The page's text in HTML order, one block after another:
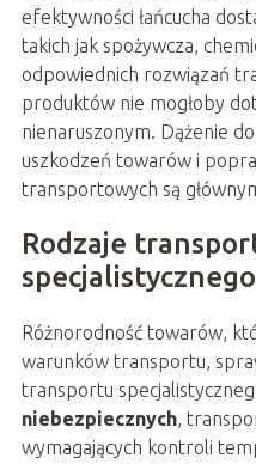
efektywności łańcucha
takich jak spożywcza,
odpowiednich rozwiązań
produktów nie mogłoby
nienaruszonym. Dążenie
uszkodzeń towarów i
transportowych są
Rodzaje
specjalistycznego
Różnorodność towarów,
warunków transportu,
transportu
niebezpiecznych,
wymagających kontroli